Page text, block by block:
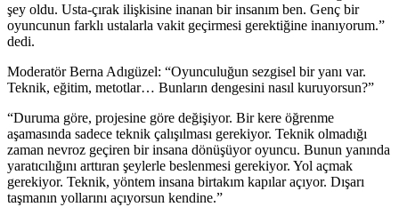
şey oldu. Usta-çırak ilişkisine inanan bir insanım ben. Genç bir
oyuncunun farklı ustalarla vakit geçirmesi gerektiğine inanıyorum.”
dedi.
Moderatör Berna Adıgüzel: “Oyunculuğun sezgisel bir yanı var.
Teknik, eğitim, metotlar… Bunların dengesini nasıl kuruyorsun?”
“Duruma göre, projesine göre değişiyor. Bir kere öğrenme
aşamasında sadece teknik çalışılması gerekiyor. Teknik olmadığı
zaman nevroz geçiren bir insana dönüşüyor oyuncu. Bunun yanında
yaratıcılığını arttıran şeylerle beslenmesi gerekiyor. Yol açmak
gerekiyor. Teknik, yöntem insana birtakım kapılar açıyor. Dışarı
taşmanın yollarını açıyorsun kendine.”